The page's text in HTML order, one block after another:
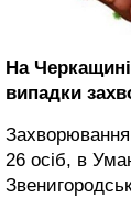
На
випадки
Захворювання
26 осіб, в